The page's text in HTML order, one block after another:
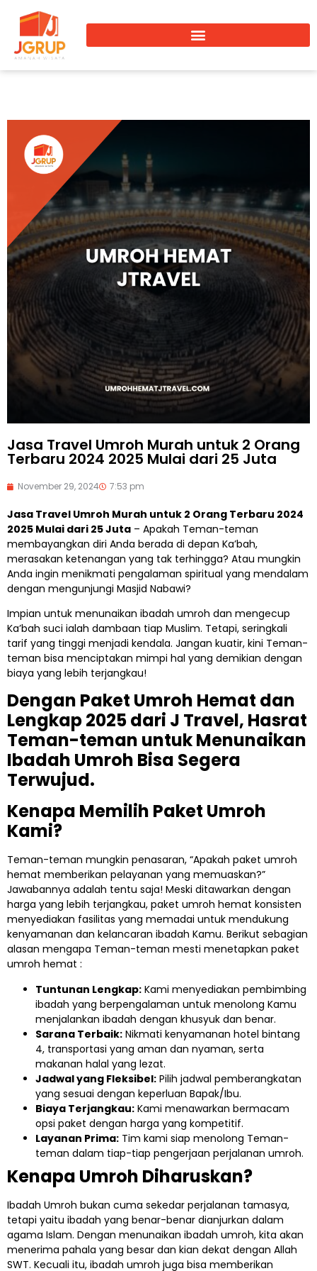
Jasa Travel Umroh Murah untuk 2 Orang
Terbaru 2024 2025 Mulai dari 25 Juta
November 29, 2024 7:53 pm
Jasa Travel Umroh Murah untuk 2 Orang Terbaru 2024
2025 Mulai dari 25 Juta – Apakah Teman-teman
membayangkan diri Anda berada di depan Ka’bah,
merasakan ketenangan yang tak terhingga? Atau mungkin
Anda ingin menikmati pengalaman spiritual yang mendalam
dengan mengunjungi Masjid Nabawi?
Impian untuk menunaikan ibadah umroh dan mengecup
Ka’bah suci ialah dambaan tiap Muslim. Tetapi, seringkali
tarif yang tinggi menjadi kendala. Jangan kuatir, kini Teman-
teman bisa menciptakan mimpi hal yang demikian dengan
biaya yang lebih terjangkau!
Dengan Paket Umroh Hemat dan
Lengkap 2025 dari J Travel, Hasrat
Teman-teman untuk Menunaikan
Ibadah Umroh Bisa Segera
Terwujud.
Kenapa Memilih Paket Umroh
Kami?
Teman-teman mungkin penasaran, “Apakah paket umroh
hemat memberikan pelayanan yang memuaskan?”
Jawabannya adalah tentu saja! Meski ditawarkan dengan
harga yang lebih terjangkau, paket umroh hemat konsisten
menyediakan fasilitas yang memadai untuk mendukung
kenyamanan dan kelancaran ibadah Kamu. Berikut sebagian
alasan mengapa Teman-teman mesti menetapkan paket
umroh hemat :
Tuntunan Lengkap: Kami menyediakan pembimbing
ibadah yang berpengalaman untuk menolong Kamu
menjalankan ibadah dengan khusyuk dan benar.
Sarana Terbaik: Nikmati kenyamanan hotel bintang
4, transportasi yang aman dan nyaman, serta
makanan halal yang lezat.
Jadwal yang Fleksibel: Pilih jadwal pemberangkatan
yang sesuai dengan keperluan Bapak/Ibu.
Biaya Terjangkau: Kami menawarkan bermacam
opsi paket dengan harga yang kompetitif.
Layanan Prima: Tim kami siap menolong Teman-
teman dalam tiap-tiap pengerjaan perjalanan umroh.
Kenapa Umroh Diharuskan?
Ibadah Umroh bukan cuma sekedar perjalanan tamasya,
tetapi yaitu ibadah yang benar-benar dianjurkan dalam
agama Islam. Dengan menunaikan ibadah umroh, kita akan
menerima pahala yang besar dan kian dekat dengan Allah
SWT. Kecuali itu, ibadah umroh juga bisa memberikan